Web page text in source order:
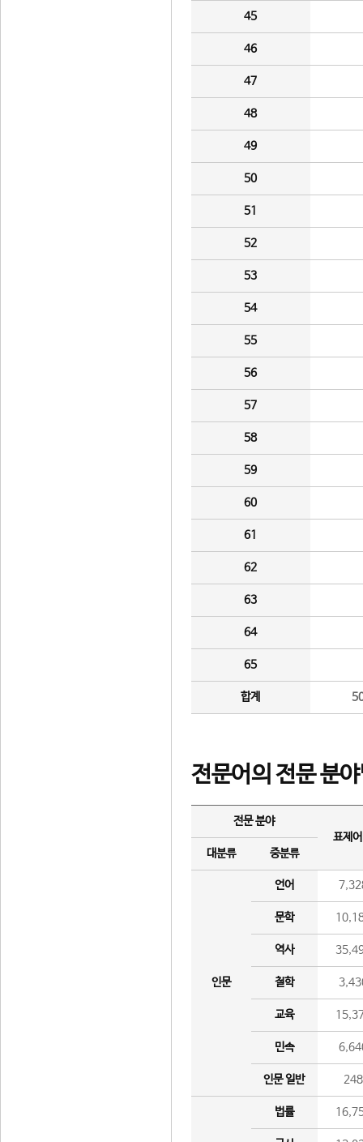
45
46
47
48
49
50
51
52
53
54
55
56
57
58
59
60
61
62
63
64
65
합계
전문어의 전문 분
전문 분야
표제
대분류
중분류
인문
언어
문학
역사
철학
교육
민속
인문 일반 248
법률